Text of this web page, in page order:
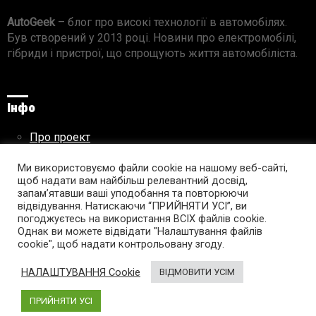
AutoGeek– блог про високі технології в автомобілях.
Був створений у 2013 році. Новини про електромобілі,
гібриди і пристрої, що спрощують життя автомобіліста.
Інфо
Про проект
Правила використання матеріалів
Підпишись на AutoGeek!
facebooktwitter instagramyoutube tumblr linkedin
Ми використовуємо файли cookie на нашому веб-сайті,
щоб надати вам найбільш релевантний досвід,
запам’ятавши ваші уподобання та повторюючи
відвідування. Натискаючи “ПРИЙНЯТИ УСІ”, ви
погоджуєтесь на використання ВСІХ файлів cookie.
Однак ви можете відвідати "Налаштування файлів
cookie", щоб надати контрольовану згоду.
НАЛАШТУВАННЯ Cookie ВІДМОВИТИ УСІМ
ПРИЙНЯТИ УСІ